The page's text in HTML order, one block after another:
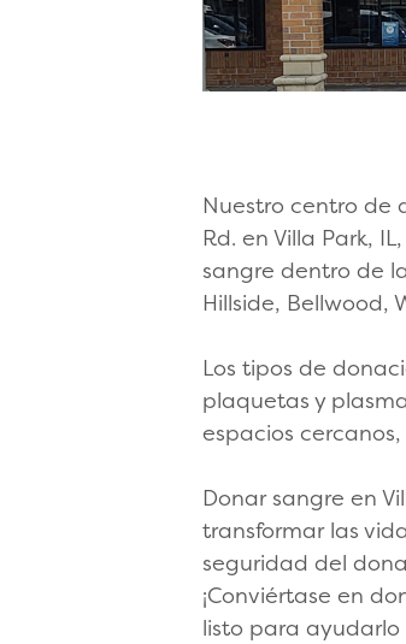
Nuestro centro de
Rd. en Villa Park,
sangre dentro de
Hillside, Bellwood,
Los tipos de
plaquetas y
espacios
Donar sangre en
transformar las
seguridad del
¡Conviértase en
listo para